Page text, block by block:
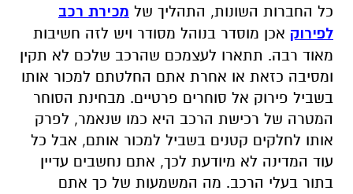
כל החברות השונות, התהליך של מכירת רכב
לפירוק אכן מוסדר בנוהל מסודר ויש לזה חשיבות
מאוד רבה. תתארו לעצמכם שהרכב שלכם לא תקין
ומסיבה כזאת או אחרת אתם החלטתם למכור אותו
בשביל פירוק אל סוחרים פרטיים. מבחינת הסוחר
המטרה של רכישת הרכב היא כמו שנאמר, לפרק
אותו לחלקים קטנים בשביל למכור אותם, אבל כל
עוד המדינה לא מיודעת לכך, אתם נחשבים עדיין
בתור בעלי הרכב. מה המשמעות של כך אתם